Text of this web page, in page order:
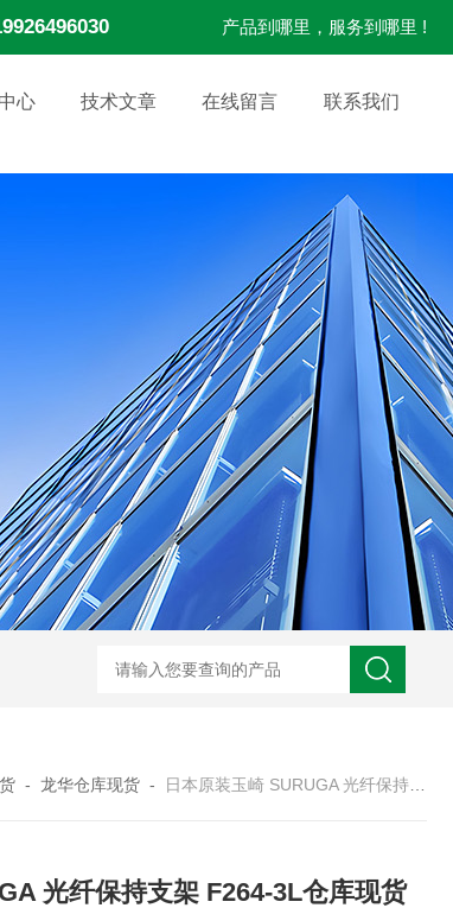
产品到哪里，服务到哪里 !
心 技术文章 在线留言 联系我们
-龙华仓库现货 - 日本原装玉崎 SURUGA 光纤保持支架 F264-3L仓库现货
光纤保持支架 F264-3L仓库现货